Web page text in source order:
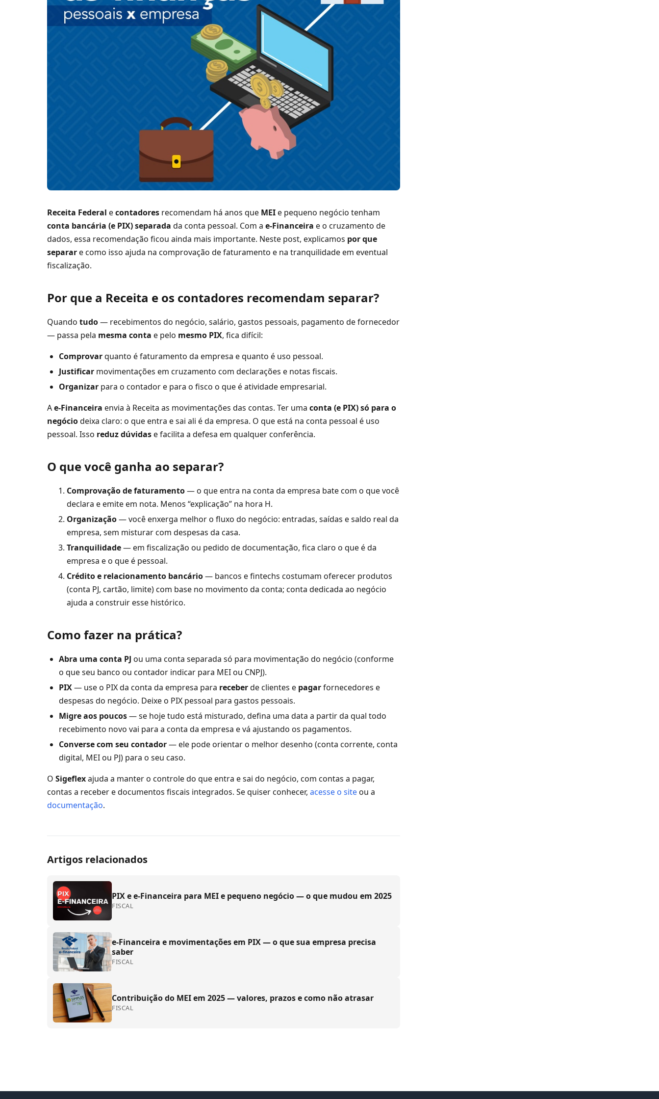
Receita Federal econtadores recomendam há anos que MEIe pequeno negócio tenham
conta bancária (e PIX) separada da conta pessoal. Com a e-Financeira e o cruzamento de
dados, essa recomendação ficou ainda mais importante. Neste post, explicamos por que
separare como isso ajuda na comprovação de faturamento e na tranquilidade em eventual
fiscalização.
Por que a Receita e os contadores recomendam separar?
Quando tudo— recebimentos do negócio, salário, gastos pessoais, pagamento de fornecedor
— passa pela mesma conta e pelo mesmo PIX, fica difícil:
Comprovarquanto é faturamento da empresa e quanto é uso pessoal.
Justificar movimentações em cruzamento com declarações e notas fiscais.
Organizar para o contador e para o fisco o que é atividade empresarial.
Ae-Financeira envia à Receita as movimentações das contas. Ter uma conta (e PIX) só para o
negóciodeixa claro: o que entra e sai ali é da empresa. O que está na conta pessoal é uso
pessoal. Isso reduz dúvidase facilita a defesa em qualquer conferência.
O que você ganha ao separar?
Comprovação de faturamento— o que entra na conta da empresa bate com o que você
declara e emite em nota. Menos “explicação” na hora H.
Organização— você enxerga melhor o fluxo do negócio: entradas, saídas e saldo real da
empresa, sem misturar com despesas da casa.
Tranquilidade— em fiscalização ou pedido de documentação, fica claro o que é da
empresa e o que é pessoal.
Crédito e relacionamento bancário— bancos e fintechs costumam oferecer produtos
(conta PJ, cartão, limite) com base no movimento da conta; conta dedicada ao negócio
ajuda a construir esse histórico.
Como fazer na prática?
Abra uma conta PJ ou uma conta separada só para movimentação do negócio (conforme
o que seu banco ou contador indicar para MEI ou CNPJ).
PIX— use o PIX da conta da empresa para receberde clientes e pagarfornecedores e
despesas do negócio. Deixe o PIX pessoal para gastos pessoais.
Migre aos poucos— se hoje tudo está misturado, defina uma data a partir da qual todo
recebimento novo vai para a conta da empresa e vá ajustando os pagamentos.
Converse com seu contador— ele pode orientar o melhor desenho (conta corrente, conta
digital, MEI ou PJ) para o seu caso.
O Sigeflexajuda a manter o controle do que entra e sai do negócio, com contas a pagar,
contas a receber e documentos fiscais integrados. Se quiser conhecer, acesse o siteou a
documentação.
Artigos relacionados
PIX e e-Financeira para MEI e pequeno negócio — o que mudou em 2025
FISCAL
e-Financeira e movimentações em PIX — o que sua empresa precisa
saber
FISCAL
Contribuição do MEI em 2025 — valores, prazos e como não atrasar
FISCAL